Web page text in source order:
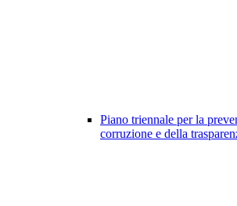
Piano triennale per la
corruzione e della